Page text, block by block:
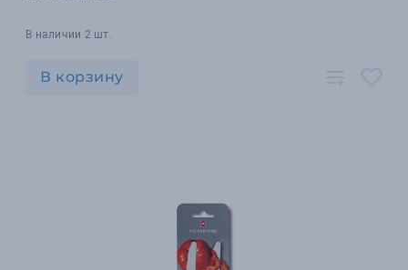
В наличии 2 шт.
В корзину